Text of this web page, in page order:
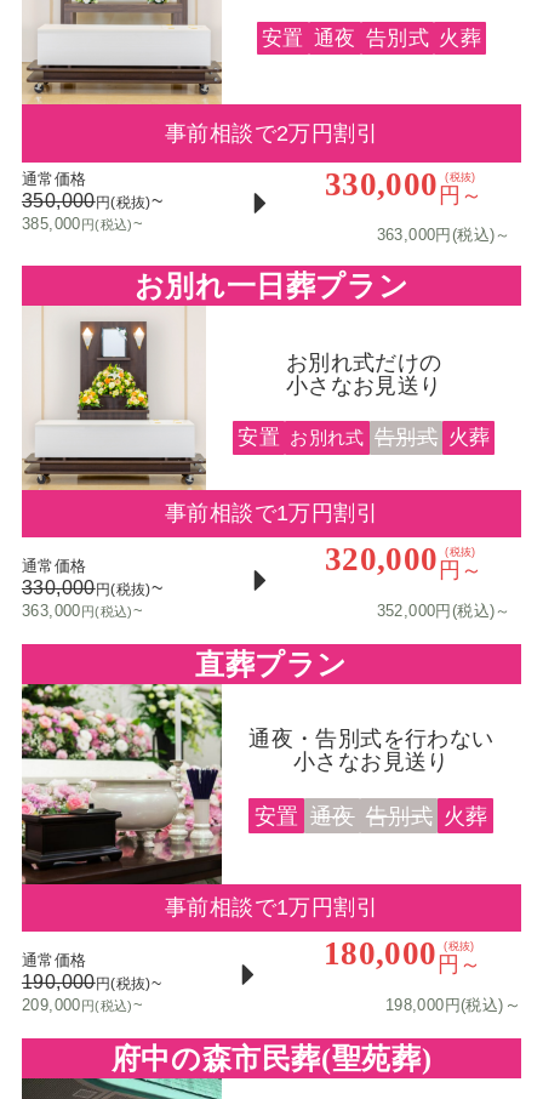
安置 通夜 告別式 火葬
事前相談で2万円割引
通常価格
350,000円(税抜)~
385,000 円(税込)~
330,000 (税抜)
円～
363,000円(税込)～
お別れ一日葬プラン
お別れ式だけの
小さなお見送り
安置 お別れ式 告別式 火葬
事前相談で1万円割引
通常価格
330,000円(税抜)~
363,000 円(税込)~
320,000 (税抜)
円～
352,000円(税込)～
直葬プラン
通夜・告別式を行わない
小さなお見送り
安置 通夜 告別式 火葬
事前相談で1万円割引
通常価格
190,000円(税抜)~
209,000円(税込)~
180,000 (税抜)
円～
198,000円(税込) ～
府中の森市民葬(聖苑葬)